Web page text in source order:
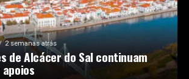
2 semanas atrás
de Alcácer do Sal continuam